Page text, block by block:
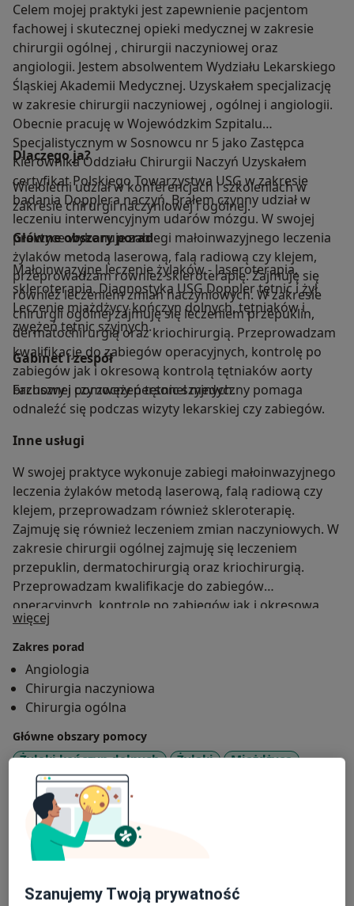
Celem mojej praktyki jest zapewnienie pacjentom
fachowej i skutecznej opieki medycznej w zakresie
chirurgii ogólnej , chirurgii naczyniowej oraz
angiologii. Jestem absolwentem Wydziału Lekarskiego
Śląskiej Akademii Medycznej. Uzyskałem specjalizację
w zakresie chirurgii naczyniowej , ogólnej i angiologii.
Obecnie pracuję w Wojewódzkim Szpitalu
Specjalistycznym w Sosnowcu nr 5 jako Zastępca
Kierownika Oddziału Chirurgii Naczyń Uzyskałem
certyfikat Polskiego Towarzystwa USG w zakresie
badania Dopplera naczyń. Brałem czynny udział w
leczeniu interwencyjnym udarów mózgu. W swojej
praktyce wykonuje zabiegi małoinwazyjnego leczenia
żylaków metodą laserową, falą radiową czy klejem,
przeprowadzam również skleroterapię. Zajmuję się
również leczeniem zmian naczyniowych. W zakresie
chirurgii ogólnej zajmuję się leczeniem przepuklin,
dermatochirurgią oraz kriochirurgią. Przeprowadzam
kwalifikacje do zabiegów operacyjnych, kontrolę po
zabiegów jak i okresową kontrolą tętniaków aorty
brzusznej czy zwężeń tętnic szyjnych.
Dlaczego ja?
Wieloletni udział w konferencjach i szkoleniach w
zakresie chirurgii naczyniowej i ogólnej.
Główne obszary porad
Małoinwazyjne leczenie żylaków - laseroterapia,
skleroterapia. Diagnostyka USG Doppler tętnic i żył
Leczenie miażdżycy kończyn dolnych, tętniaków i
zwężeń tętnic szyjnych.
Gabinet i zespół
Fachowy i pomocny personel medyczny pomaga
odnaleźć się podczas wizyty lekarskiej czy zabiegów.
Inne usługi
W swojej praktyce wykonuje zabiegi małoinwazyjnego
leczenia żylaków metodą laserową, falą radiową czy
klejem, przeprowadzam również skleroterapię.
Zajmuję się również leczeniem zmian naczyniowych. W
zakresie chirurgii ogólnej zajmuję się leczeniem
przepuklin, dermatochirurgią oraz kriochirurgią.
Przeprowadzam kwalifikacje do zabiegów
operacyjnych, kontrolę po zabiegów jak i okresową
kontrolą tętniaków aorty brzusznej czy zwężeń tętnic
szyjnych.
więcej
Zakres porad
Angiologia
Chirurgia naczyniowa
Chirurgia ogólna
Główne obszary pomocy
Żylaki kończyn dolnych Żylaki
Miażdżyca
Pajączki
Owrzodzenia
Pacjenci których przyjmuję
Dorośli
Stacjonarne Zobacz lokalizacje (3)
Szanujemy Twoją prywatność